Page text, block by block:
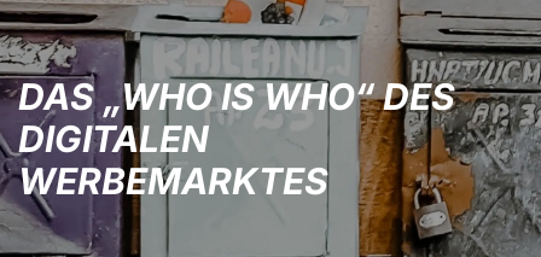
DAS „WHO IS WHO“ DES
DIGITALEN
WERBEMARKTES